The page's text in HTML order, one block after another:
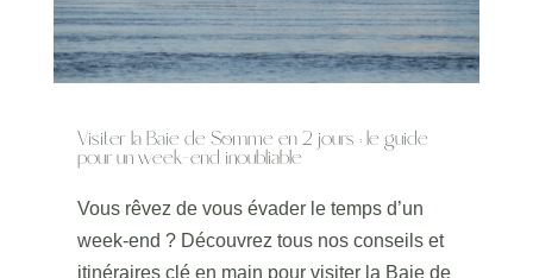
Visiter la Baie de Somme en 2 jours : le guide
pour un week-end inoubliable
Vous rêvez de vous évader le temps d’un
week-end ? Découvrez tous nos conseils et
itinéraires clé en main pour visiter la Baie de